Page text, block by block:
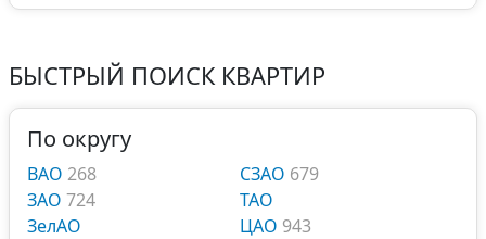
БЫСТРЫЙ ПОИСК КВАРТИР
По округу
ВАО 268
ЗАО 724
ЗелАО
СЗАО 679
ТАО
ЦАО 943